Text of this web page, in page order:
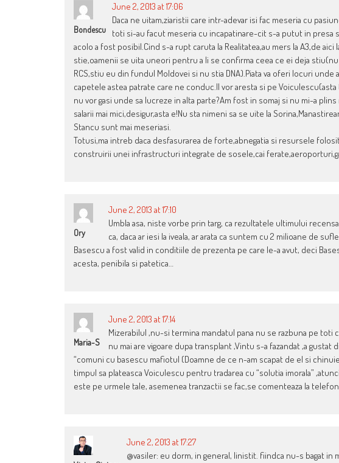
Bondescu
June 2, 2013 at 17:06
Daca ne uitam,ziaristii care intr-adevar isi fac meseria cu
toti si-au facut meseria cu incapatinare-cit s-a putut in presa
acolo a fost posibil.Cind s-a rupt caruta la Realitatea,au mers la A3,de aici
stie,oamenii se uita uneori pentru a li se confirma ceea ce ei deja stiu(nu
RCS,stiu eu din fundul Moldovei si nu stia DNA).Piata va oferi locuri
capetele astea patrate care ne conduc.Il vor aresta si pe
nu vor gasi unde sa lucreze in alta parte?Am fost in somaj si nu mi-a
salarii mai mici,desigur,asta e!Nu sta nimeni sa se uite la
Stancu sunt mai meseriasi.
Totusi,ma intreb daca desfasurarea de forte,abnegatia si resursele
construirii unei infrastructuri integrate de sosele,cai
Ory
June 2, 2013 at 17:10
Umbla asa, niste vorbe prin targ, ca rezultatele ultimului
ca, daca ar iesi la iveala, ar arata ca suntem cu 2 milioane de
Basescu a fost valid in conditiile de prezenta pe care le-a avut, deci
acesta, penibila si patetica…
Maria-S
June 2, 2013 at 17:14
Mizerabilul ,nu-si termina mandatul pana nu se razbuna pe toti
nu mai are vigoare dupa transplant ,Vintu s-a fazandat ,a
“comuni cu basescu mafiotul (Doamne de ce n-am scapat de el si
timpul sa plateasca Voiculescu pentru tradarea cu “solutia imorala”
este pe urmele tale, asemenea tranzactii se fac,se comenteaza la
June 2, 2013 at 17:27
@vasiler: eu dorm, in general, linistit. fiindca nu-s bagat in